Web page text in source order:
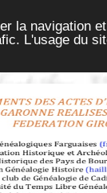
la navigation
L'usage du